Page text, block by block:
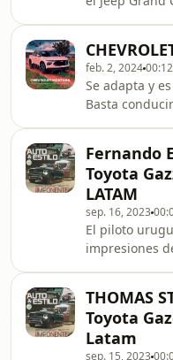
eléctricos,
realizar el
(Atto 3,
la
movilidad de
de siete
Inteligencia
dispositivos
avances. &quot;4X4 Y DE
feb. 2, 2024
Se adapta y
Basta
descubrir un
tamaño
vida a las
Fernando
Toyota
LATAM
sep. 16, 2023
El piloto
impresiones
THOMAS
Toyota
Latam
sep. 15, 2023